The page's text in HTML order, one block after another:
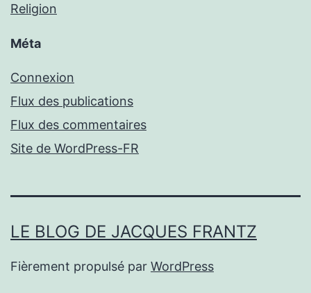
Religion
Méta
Connexion
Flux des publications
Flux des commentaires
Site de WordPress-FR
LE BLOG DE JACQUES FRANTZ
Fièrement propulsé par WordPress